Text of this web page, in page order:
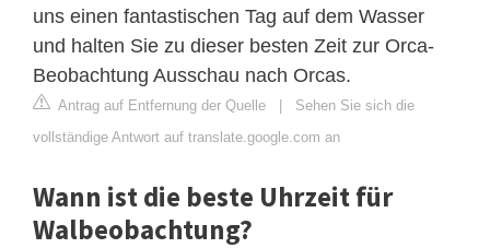
uns einen fantastischen Tag auf dem Wasser
und halten Sie zu dieser besten Zeit zur Orca-
Beobachtung Ausschau nach Orcas.
Antrag auf Entfernung der Quelle | Sehen Sie sich die
vollständige Antwort auf translate.google.com an
Wann ist die beste Uhrzeit für
Walbeobachtung?